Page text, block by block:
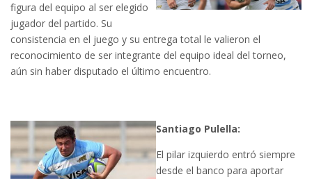
figura del equipo al ser elegido
jugador del partido. Su
consistencia en el juego y su entrega total le valieron el
reconocimiento de ser integrante del equipo ideal del torneo,
aún sin haber disputado el último encuentro.
Santiago Pulella:
El pilar izquierdo entró siempre
desde el banco para aportar